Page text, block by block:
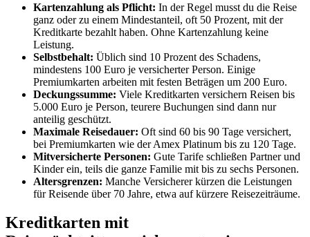
Kartenzahlung als Pflicht: In der Regel musst du die Reise
ganz oder zu einem Mindestanteil, oft 50 Prozent, mit der
Kreditkarte bezahlt haben. Ohne Kartenzahlung keine
Leistung.
Selbstbehalt: Üblich sind 10 Prozent des Schadens,
mindestens 100 Euro je versicherter Person. Einige
Premiumkarten arbeiten mit festen Beträgen um 200 Euro.
Deckungssumme: Viele Kreditkarten versichern Reisen bis
5.000 Euro je Person, teurere Buchungen sind dann nur
anteilig geschützt.
Maximale Reisedauer: Oft sind 60 bis 90 Tage versichert,
bei Premiumkarten wie der Amex Platinum bis zu 120 Tage.
Mitversicherte Personen: Gute Tarife schließen Partner und
Kinder ein, teils die ganze Familie mit bis zu sechs Personen.
Altersgrenzen: Manche Versicherer kürzen die Leistungen
für Reisende über 70 Jahre, etwa auf kürzere Reisezeiträume.
Kreditkarten mit